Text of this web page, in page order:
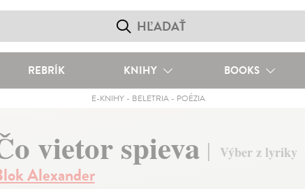
REBRÍK KNIHY BOOKS
E-KNIHY - BELETRIA - POÉZIA
vietor spieva Výber z lyriky
Alexander